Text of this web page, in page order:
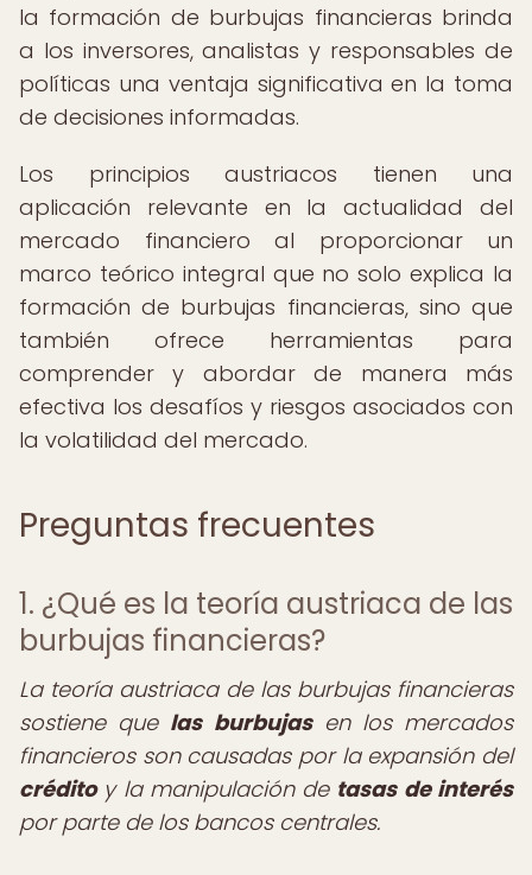
la formación de burbujas financieras brinda
a los inversores, analistas y responsables de
políticas una ventaja significativa en la toma
de decisiones informadas.
Los principios austriacos tienen una
aplicación relevante en la actualidad del
mercado financiero al proporcionar un
marco teórico integral que no solo explica la
formación de burbujas financieras, sino que
también ofrece herramientas para
comprender y abordar de manera más
efectiva los desafíos y riesgos asociados con
la volatilidad del mercado.
Preguntas frecuentes
1. ¿Qué es la teoría austriaca de las
burbujas financieras?
La teoría austriaca de las burbujas financieras
sostiene que las burbujasen los mercados
financieros son causadas por la expansión del
créditoy la manipulación de tasas de interés
por parte de los bancos centrales.